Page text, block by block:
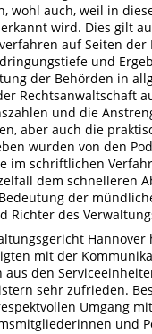
wohl auch, weil in
wird. Dies gilt
auf Seiten
und
der Behörden in
Rechtsanwaltschaft
und die
aber auch die
wurden von den
im schriftlichen
dem schnelleren
der
Richter des
mit der
den
sehr zufrieden.
Umgang
und